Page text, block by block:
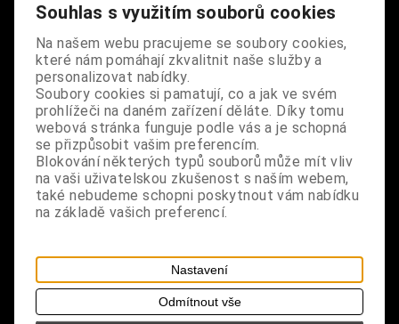
Cena s DPH:160 Kč
Dodání dny:skladem
ks
Koupit
Tabulky velikostí: zde
Výrobce:import DE
Katalogové číslo:DOMBNASBPUS6826
Záruka (měsíců): 24
Dotaz na výrobek
materiál: 100% polyester
design: vyšívaná nášivka, nažehlovací
Souhlas s využitím souborů cookies
Na našem webu pracujeme se soubory cookies,
které nám pomáhají zkvalitnit naše služby a
personalizovat nabídky.
Soubory cookies si pamatují, co a jak ve svém
prohlížeči na daném zařízení děláte. Díky tomu
webová stránka funguje podle vás a je schopná
se přizpůsobit vašim preferencím.
Blokování některých typů souborů může mít vliv
na vaši uživatelskou zkušenost s naším webem,
také nebudeme schopni poskytnout vám nabídku
na základě vašich preferencí.
Nastavení
Odmítnout vše